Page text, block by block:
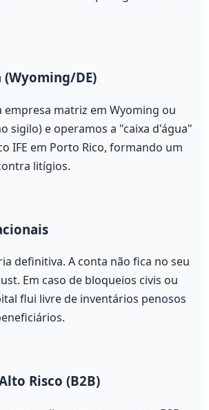
(Wyoming/DE)
empresa matriz em Wyoming ou
sigilo) e operamos a "caixa d'água"
IFE em Porto Rico, formando um
litígios.
definitiva. A conta não fica no seu
Em caso de bloqueios civis ou
flui livre de inventários penosos
Risco (B2B)